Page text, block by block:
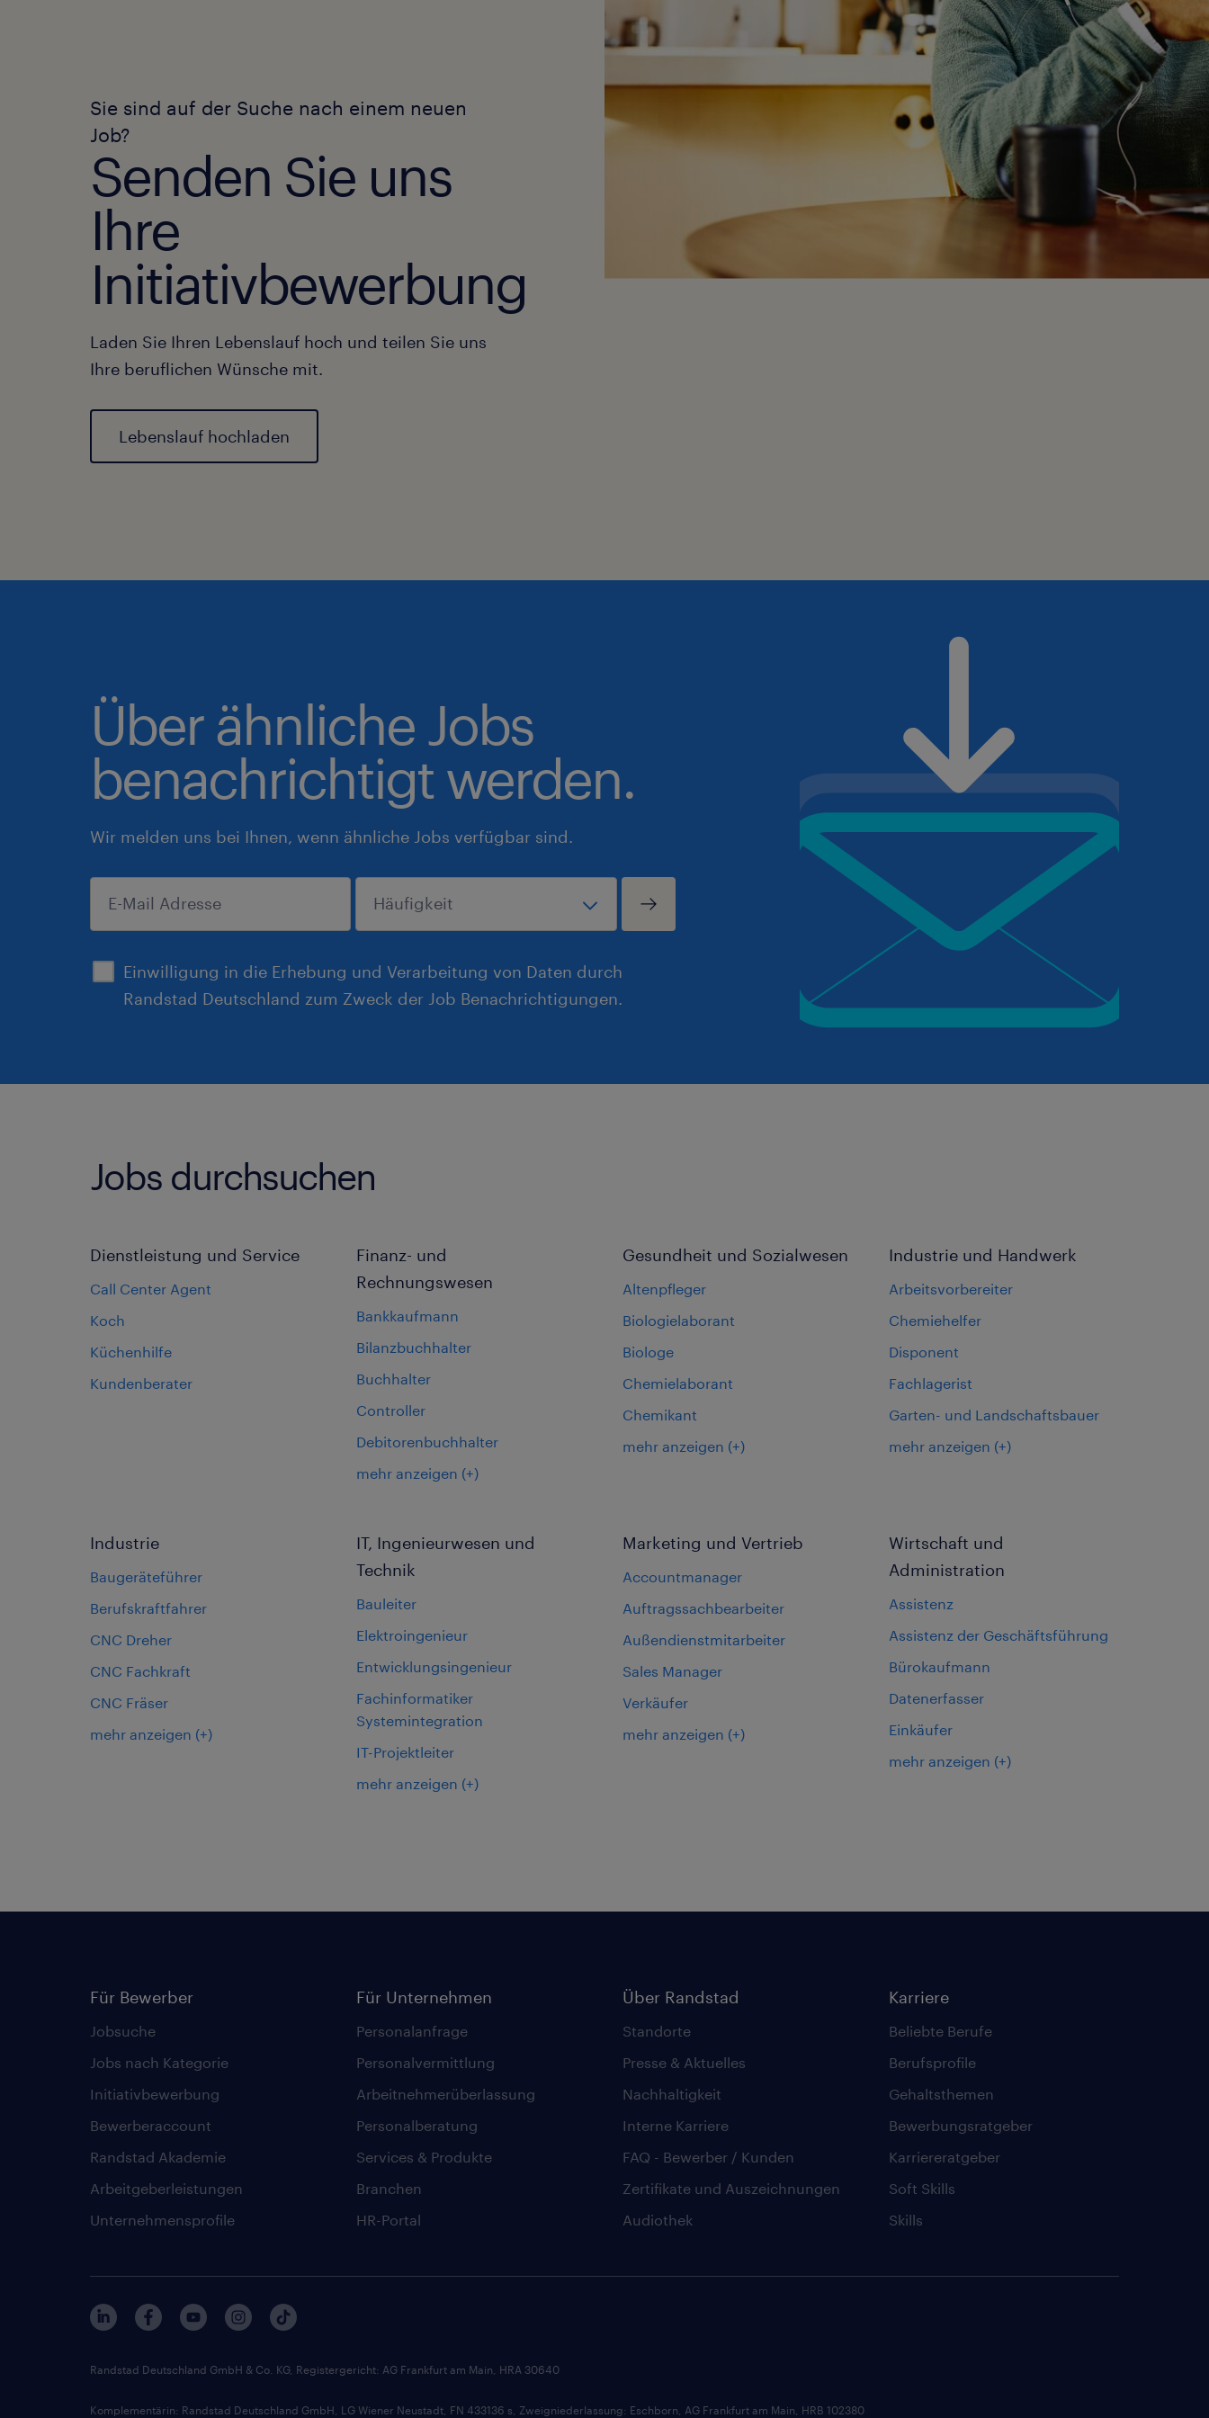
Sie sind auf der Suche nach einem neuen
Job?
Senden Sie uns
Ihre
Initiativbewerbung
Laden Sie Ihren Lebenslauf hoch und teilen Sie uns
Ihre beruflichen Wünsche mit.
Lebenslauf hochladen
Über ähnliche Jobs
benachrichtigt werden.
Wir melden uns bei Ihnen, wenn ähnliche Jobs verfügbar sind.
Einwilligung in die Erhebung und Verarbeitung von Daten durch
Randstad Deutschland zum Zweck der Job Benachrichtigungen.
anmelden
Jobs durchsuchen
Dienstleistung und Service
Call Center Agent
Koch
Küchenhilfe
Kundenberater
Finanz- und
Rechnungswesen
Bankkaufmann
Bilanzbuchhalter
Buchhalter
Controller
Debitorenbuchhalter
mehr anzeigen (+)
Gesundheit und Sozialwesen
Altenpfleger
Biologielaborant
Biologe
Chemielaborant
Chemikant
mehr anzeigen (+)
Industrie und Handwerk
Arbeitsvorbereiter
Chemiehelfer
Disponent
Fachlagerist
Garten- und Landschaftsbauer
mehr anzeigen (+)
Industrie
Baugeräteführer
Berufskraftfahrer
CNC Dreher
CNC Fachkraft
CNC Fräser
mehr anzeigen (+)
IT, Ingenieurwesen und
Technik
Bauleiter
Elektroingenieur
Entwicklungsingenieur
Fachinformatiker
Systemintegration
IT-Projektleiter
mehr anzeigen (+)
Marketing und Vertrieb
Accountmanager
Auftragssachbearbeiter
Außendienstmitarbeiter
Sales Manager
Verkäufer
mehr anzeigen (+)
Wirtschaft und
Administration
Assistenz
Assistenz der Geschäftsführung
Bürokaufmann
Datenerfasser
Einkäufer
mehr anzeigen (+)
Für Bewerber
Jobsuche
Jobs nach Kategorie
Initiativbewerbung
Bewerberaccount
Randstad Akademie
Arbeitgeberleistungen
Unternehmensprofile
Für Unternehmen
Personalanfrage
Personalvermittlung
Arbeitnehmerüberlassung
Personalberatung
Services & Produkte
Branchen
HR-Portal
Über Randstad
Standorte
Presse & Aktuelles
Nachhaltigkeit
Interne Karriere
FAQ - Bewerber / Kunden
Zertifikate und Auszeichnungen
Audiothek
Karriere
Beliebte Berufe
Berufsprofile
Gehaltsthemen
Bewerbungsratgeber
Karriereratgeber
Soft Skills
Skills
Randstad Deutschland GmbH & Co. KG, Registergericht: AG Frankfurt am Main, HRA 30640
Komplementärin: Randstad Deutschland GmbH, LG Wiener Neustadt, FN 433136 s, Zweigniederlassung: Eschborn, AG Frankfurt am Main, HRB 102380